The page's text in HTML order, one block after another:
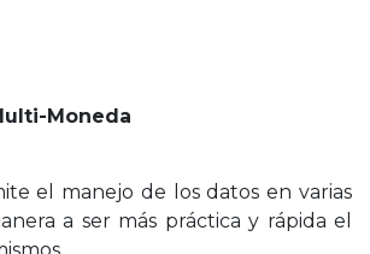
Moneda
el manejo de los datos en varias
a ser más práctica y rápida el